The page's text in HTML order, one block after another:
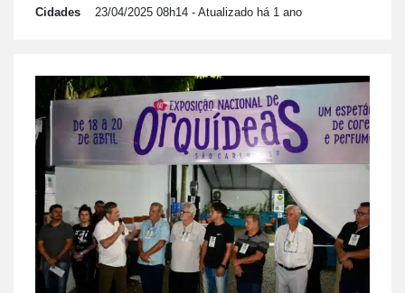
Cidades 23/04/2025 08h14 - Atualizado há 1 ano